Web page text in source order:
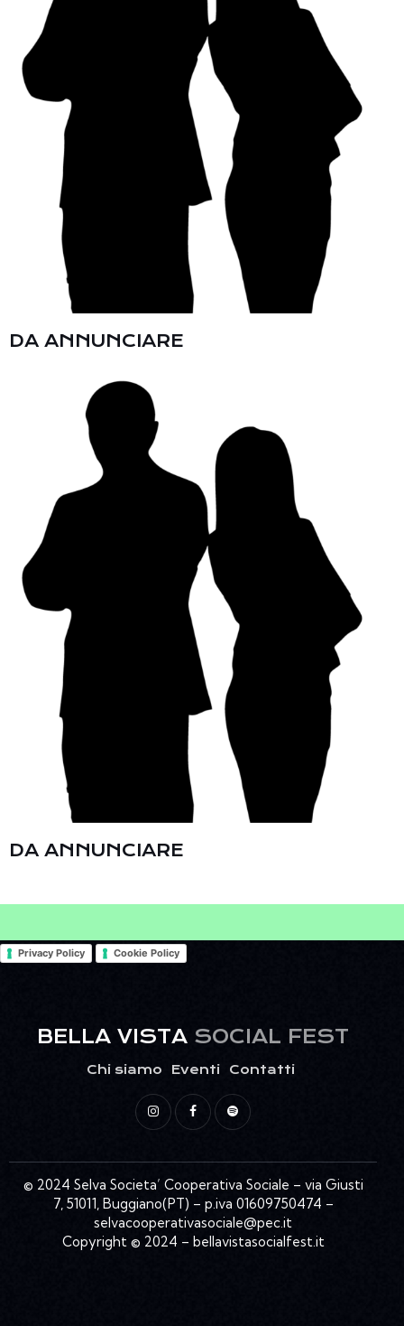
DA ANNUNCIARE
DA ANNUNCIARE
Privacy Policy Cookie Policy
BELLA VISTA SOCIAL FEST
Chi siamo Eventi Contatti
© 2024 Selva Societa’ Cooperativa Sociale – via Giusti
7, 51011, Buggiano(PT) – p.iva 01609750474 –
selvacooperativasociale@pec.it
Copyright © 2024 – bellavistasocialfest.it